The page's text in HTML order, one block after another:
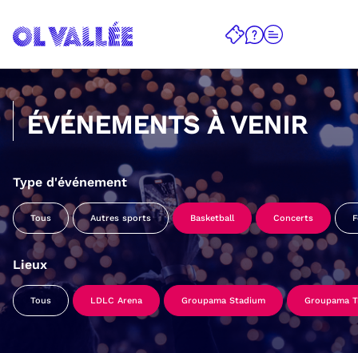
ÉVÉNEMENTS À VENIR
Type d'événement
Tous Autres sports Basketball Concerts
Lieux
Tous LDLC Arena Groupama Stadium Groupama